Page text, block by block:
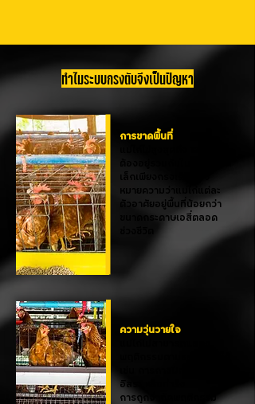
ทำไมระบบกรงตับจึงเป็นปัญหา
การขาดพื้นที่
หมายความว่าแม่ไก่แต่ละ
ตัวอาศัยอยู่พื้นที่น้อยกว่า
ขนาดกระดาษเอสี่ตลอด
ความวุ่นวายใจ
อิสระ หรือทำรัง
การถูกจำกัดพฤติกรรม